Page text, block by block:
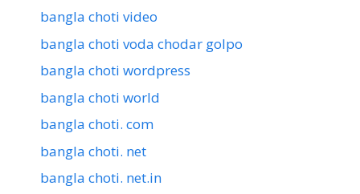
bangla choti video
bangla choti voda chodar golpo
bangla choti wordpress
bangla choti world
bangla choti. com
bangla choti. net
bangla choti. net.in